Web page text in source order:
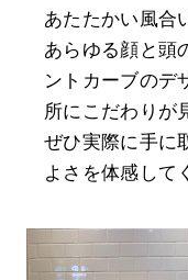
あたたかい風合
あらゆる顔と頭
ントカーブのデ
所にこだわりが
ぜひ実際に手に
よさを体感して